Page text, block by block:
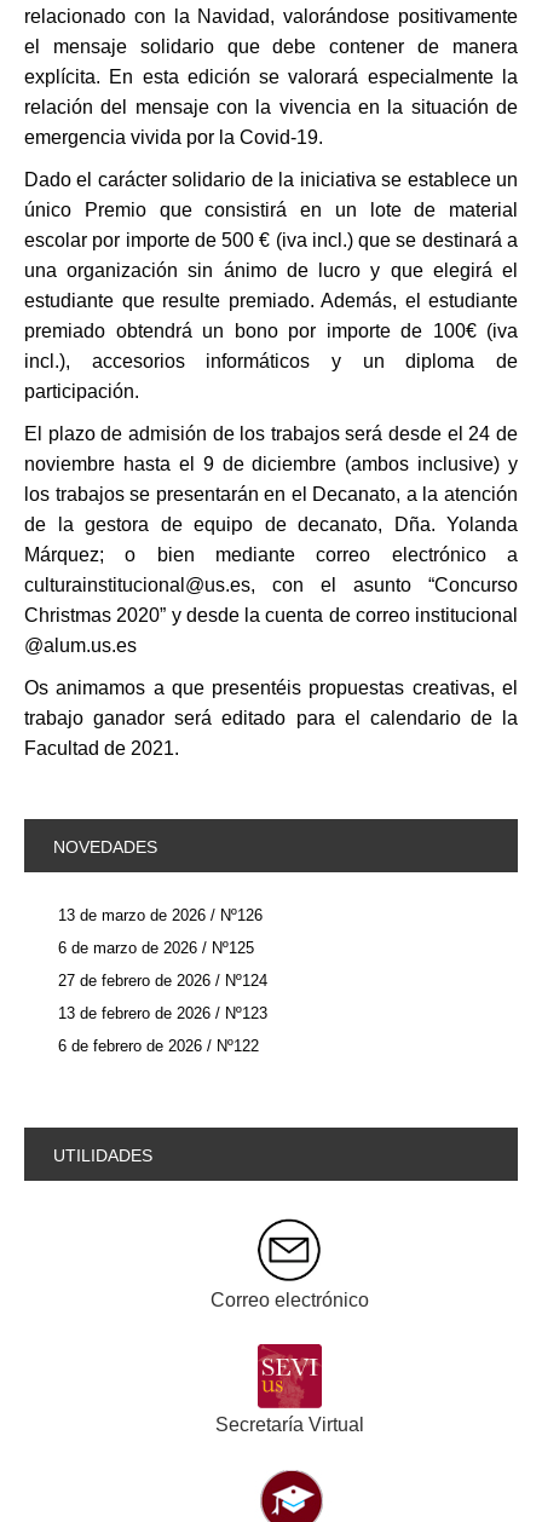
relacionado con la Navidad, valorándose positivamente
el mensaje solidario que debe contener de manera
explícita. En esta edición se valorará especialmente la
relación del mensaje con la vivencia en la situación de
emergencia vivida por la Covid-19.
Dado el carácter solidario de la iniciativa se establece un
único Premio que consistirá en un lote de material
escolar por importe de 500 € (iva incl.) que se destinará a
una organización sin ánimo de lucro y que elegirá el
estudiante que resulte premiado. Además, el estudiante
premiado obtendrá un bono por importe de 100€ (iva
incl.), accesorios informáticos y un diploma de
participación.
El plazo de admisión de los trabajos será desde el 24 de
noviembre hasta el 9 de diciembre (ambos inclusive) y
los trabajos se presentarán en el Decanato, a la atención
de la gestora de equipo de decanato, Dña. Yolanda
Márquez; o bien mediante correo electrónico a
culturainstitucional@us.es, con el asunto “Concurso
Christmas 2020” y desde la cuenta de correo institucional
@alum.us.es
Os animamos a que presentéis propuestas creativas, el
trabajo ganador será editado para el calendario de la
Facultad de 2021.
NOVEDADES
13 de marzo de 2026 / Nº126
6 de marzo de 2026 / Nº125
27 de febrero de 2026 / Nº124
13 de febrero de 2026 / Nº123
6 de febrero de 2026 / Nº122
UTILIDADES
Correo electrónico
Secretaría Virtual